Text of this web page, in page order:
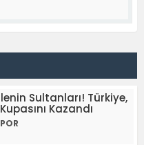
Sultanları! Türkiye,
Kazandı